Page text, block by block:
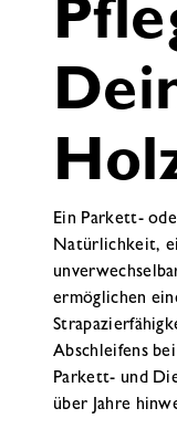
Ein Parkett-
Natürlichkeit,
ermöglichen
Abschleifens
Parkett- und
über Jahre